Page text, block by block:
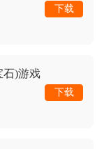
下载
石)游戏
下载